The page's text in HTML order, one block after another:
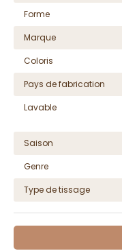
Forme
Marque
Coloris
Pays de fabrication
Lavable
Saison
Genre
Type de tissage